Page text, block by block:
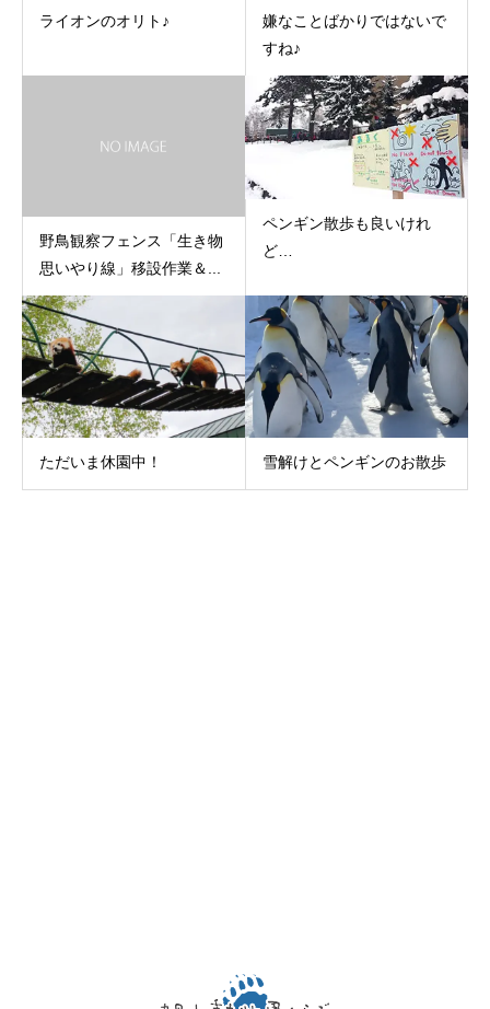
ライオンのオリト♪
嫌なことばかりではないで
すね♪
野鳥観察フェンス「生き物
思いやり線」移設作業＆...
ペンギン散歩も良いけれ
ど…
ただいま休園中！ 雪解けとペンギンのお散歩